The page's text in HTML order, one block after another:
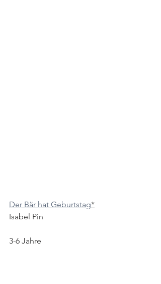
Der Bär hat Geburtstag*
Isabel Pin
3-6 Jahre